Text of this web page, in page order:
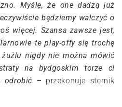
Myślę, że one dadzą już
będziemy walczyć o
więcej. Szansa zawsze jest,
te play-offy się trochę
nigdy nie można mówić
na bydgoskim torze ci
odrobić – przekonuje sternik